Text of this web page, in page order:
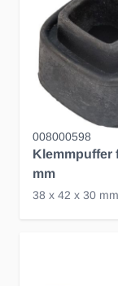
008000598
Klemmpuffer
mm
38 x 42 x 30